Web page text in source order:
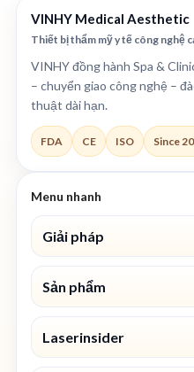
VINHY Medical Aesthetic
Thiết bị thẩm mỹ y tế công nghệ
VINHY đồng hành Spa &
– chuyển giao công nghệ –
thuật dài hạn.
FDA CE ISO Since
Menu nhanh
Giải pháp
Sản phẩm
Laserinsider